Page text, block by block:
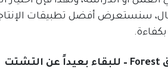
سنستعرض أفضل تطبيقات